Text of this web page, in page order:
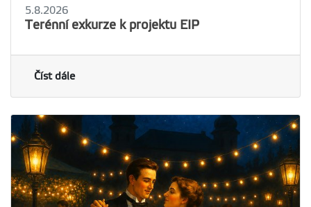
5.8.2026
Terénní exkurze k projektu EIP
Číst dále